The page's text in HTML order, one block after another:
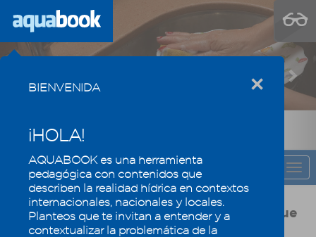
Previous
CAPÍTULO
Usos y calidad del agua, la eficiencia que
mantiene los oasis mendocinos
×
BIENVENIDA
¡HOLA!
AQUABOOK es una herramienta
pedagógica con contenidos que
describen la realidad hídrica en contextos
internacionales, nacionales y locales.
Planteos que te invitan a entender y a
contextualizar la problemática de la